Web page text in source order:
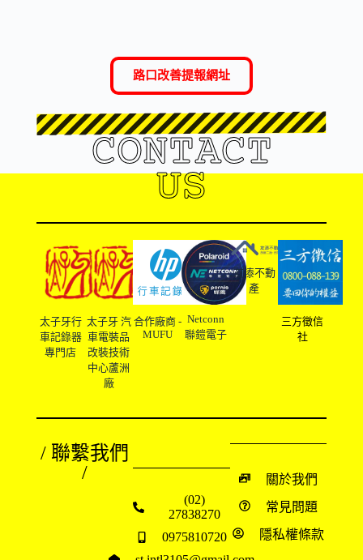
路口改善提報網址
CONTACT
US
太子牙行
車記錄器
專門店
太子牙 汽
車電裝品
改裝技術
中心蘆洲
廠
合作廠商 -
MUFU
Netconn
聯鎧電子
友溙不動
產
三方徵信
社
/ 聯繫我們
/
(02)
27838270
0975810720
關於我們
常見問題
隱私權條款